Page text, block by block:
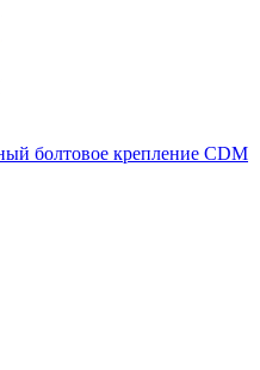
болтовое крепление CDM